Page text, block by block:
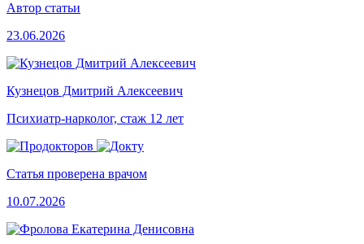
Автор статьи
23.06.2026
Кузнецов Дмитрий Алексеевич
Психиатр-нарколог, стаж 12 лет
Статья проверена врачом
10.07.2026